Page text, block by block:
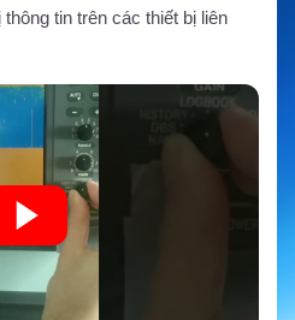
tin trên các thiết bị liên